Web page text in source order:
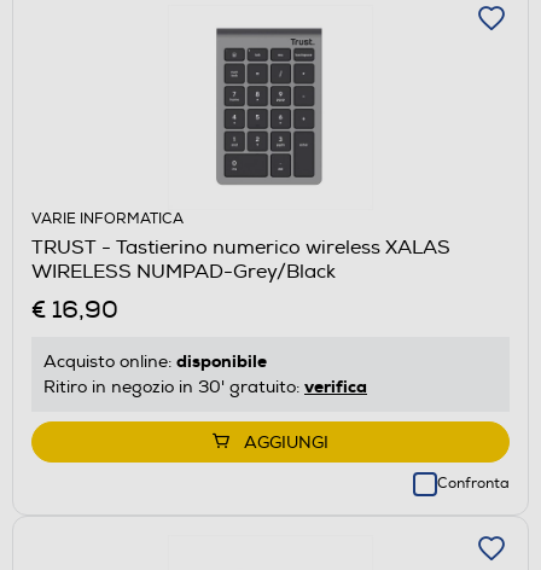
VARIE INFORMATICA
TRUST - Tastierino numerico wireless XALAS
WIRELESS NUMPAD-Grey/Black
€ 16,90
Acquisto online: disponibile
Ritiro in negozio in 30' gratuito: verifica
AGGIUNGI
Confronta